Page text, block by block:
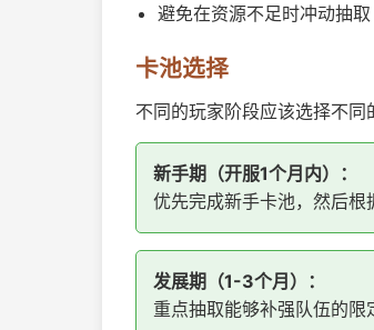
避免在资源不足时冲动抽取
卡池选择
不同的玩家阶段应该选择不同
新手期（开服1个月内）：
优先完成新手卡池，然后
发展期（1-3个月）：
重点抽取能够补强队伍的限